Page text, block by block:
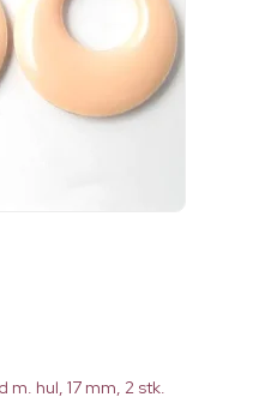
hul, 17 mm, 2 stk.